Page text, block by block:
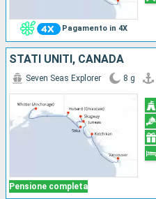
Pagamento in 4X
STATI UNITI, CANADA
Pensione completa
Seven Seas Explorer 8 g